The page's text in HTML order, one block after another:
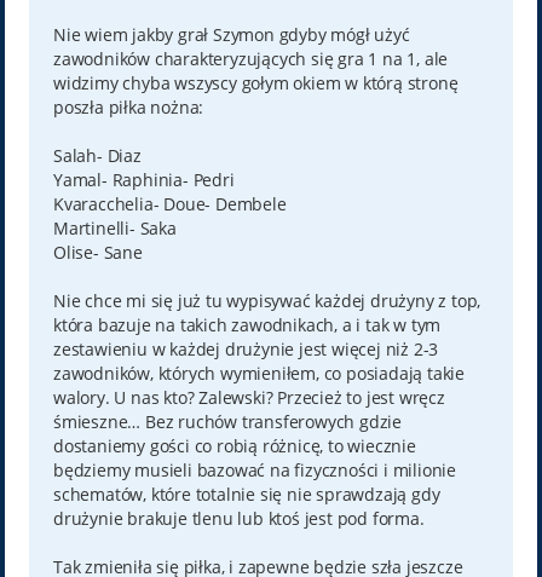
Nie wiem jakby grał Szymon gdyby mógł użyć
zawodników charakteryzujących się gra 1 na 1, ale
widzimy chyba wszyscy gołym okiem w którą stronę
poszła piłka nożna:
Salah- Diaz
Yamal- Raphinia- Pedri
Kvaracchelia- Doue- Dembele
Martinelli- Saka
Olise- Sane
Nie chce mi się już tu wypisywać każdej drużyny z top,
która bazuje na takich zawodnikach, a i tak w tym
zestawieniu w każdej drużynie jest więcej niż 2-3
zawodników, których wymieniłem, co posiadają takie
walory. U nas kto? Zalewski? Przecież to jest wręcz
śmieszne… Bez ruchów transferowych gdzie
dostaniemy gości co robią różnicę, to wiecznie
będziemy musieli bazować na fizyczności i milionie
schematów, które totalnie się nie sprawdzają gdy
drużynie brakuje tlenu lub ktoś jest pod forma.
Tak zmieniła się piłka, i zapewne będzie szła jeszcze